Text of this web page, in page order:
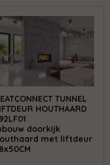
TUNNEL
HOUTHAARD
doorkijk
met liftdeur